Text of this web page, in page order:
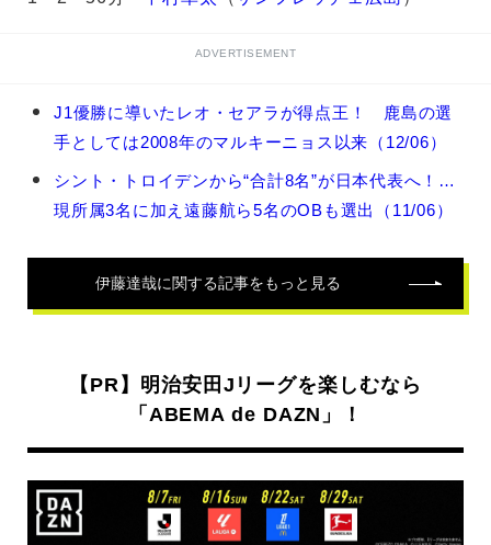
ADVERTISEMENT
伊
哉
記
J1優勝に導いたレオ・セアラが得点王！ 鹿島の選
手としては2008年のマルキーニョス以来（12/06）
シント・トロイデンから“合計8名”が日本代表へ！…
現所属3名に加え遠藤航ら5名のOBも選出（11/06）
伊藤達哉に関する記事をもっと見る
【PR】明治安田Jリーグを楽しむなら
「ABEMA de DAZN」！